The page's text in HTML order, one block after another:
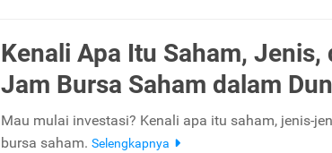
Kenali Apa Itu Saham,
Jam Bursa Saham dalam
Mau mulai investasi? Kenali apa itu saham, jenis-
bursa saham. Selengkapnya